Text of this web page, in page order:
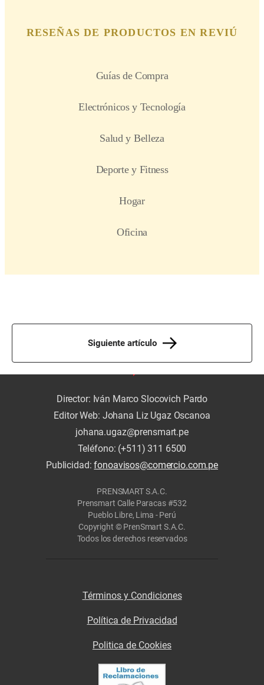
Siguiente artículo
Director: Iván Marco Slocovich Pardo
Editor Web: Johana Liz Ugaz Oscanoa
johana.ugaz@prensmart.pe
Teléfono: (+511) 311 6500
Publicidad:fonoavisos@comercio.com.pe
PRENSMART S.A.C.
Prensmart Calle Paracas #532
Pueblo Libre, Lima - Perú
Copyright © PrenSmart S.A.C.
Todos los derechos reservados
Términos y Condiciones
Política de Privacidad
Politica de Cookies